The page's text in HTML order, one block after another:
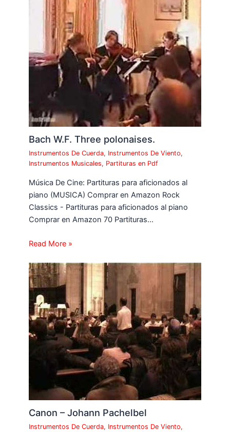
Bach W.F. Three polonaises.
Instrumentos De Cuerda, Instrumentos De Viento,
Instrumentos Musicales, Partituras en Pdf
Música De Cine: Partituras para aficionados al
piano (MUSICA) Comprar en Amazon Rock
Classics - Partituras para aficionados al piano
Comprar en Amazon 70 Partituras…
Read More »
Canon – Johann Pachelbel
Instrumentos De Cuerda, Instrumentos De Viento,